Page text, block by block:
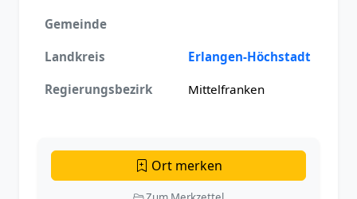
Gemeinde
Landkreis Erlangen-Höchstadt
Regierungsbezirk Mittelfranken
Ort merken